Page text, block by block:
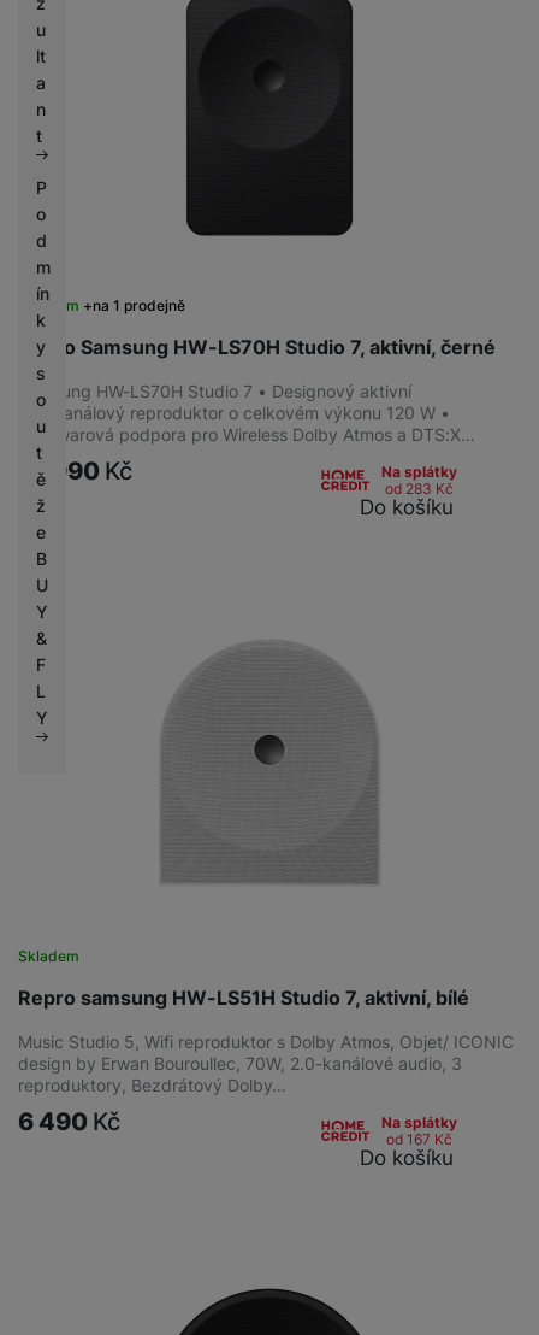
u
lt
a
n
t
P
o
d
m
ín
k
y
s
o
u
t
ě
ž
e
B
U
Y
&
F
L
Y
Repro Samsung HW-LS70H Studio 7, aktivní, černé
Skladem na 1 prodejně
Samsung HW-LS70H Studio 7 • Designový aktivní
3.1.2kanálový reproduktor o celkovém výkonu 120 W •
Hardwarová podpora pro Wireless Dolby Atmos a DTS:X…
10 990 Kč
Na splátky
od 283 Kč
Do košíku
Repro samsung HW-LS51H Studio 7, aktivní, bílé
Skladem
Music Studio 5, Wifi reproduktor s Dolby Atmos, Objet/ ICONIC
design by Erwan Bouroullec, 70W, 2.0-kanálové audio, 3
reproduktory, Bezdrátový Dolby…
6 490 Kč
Na splátky
od 167 Kč
Do košíku